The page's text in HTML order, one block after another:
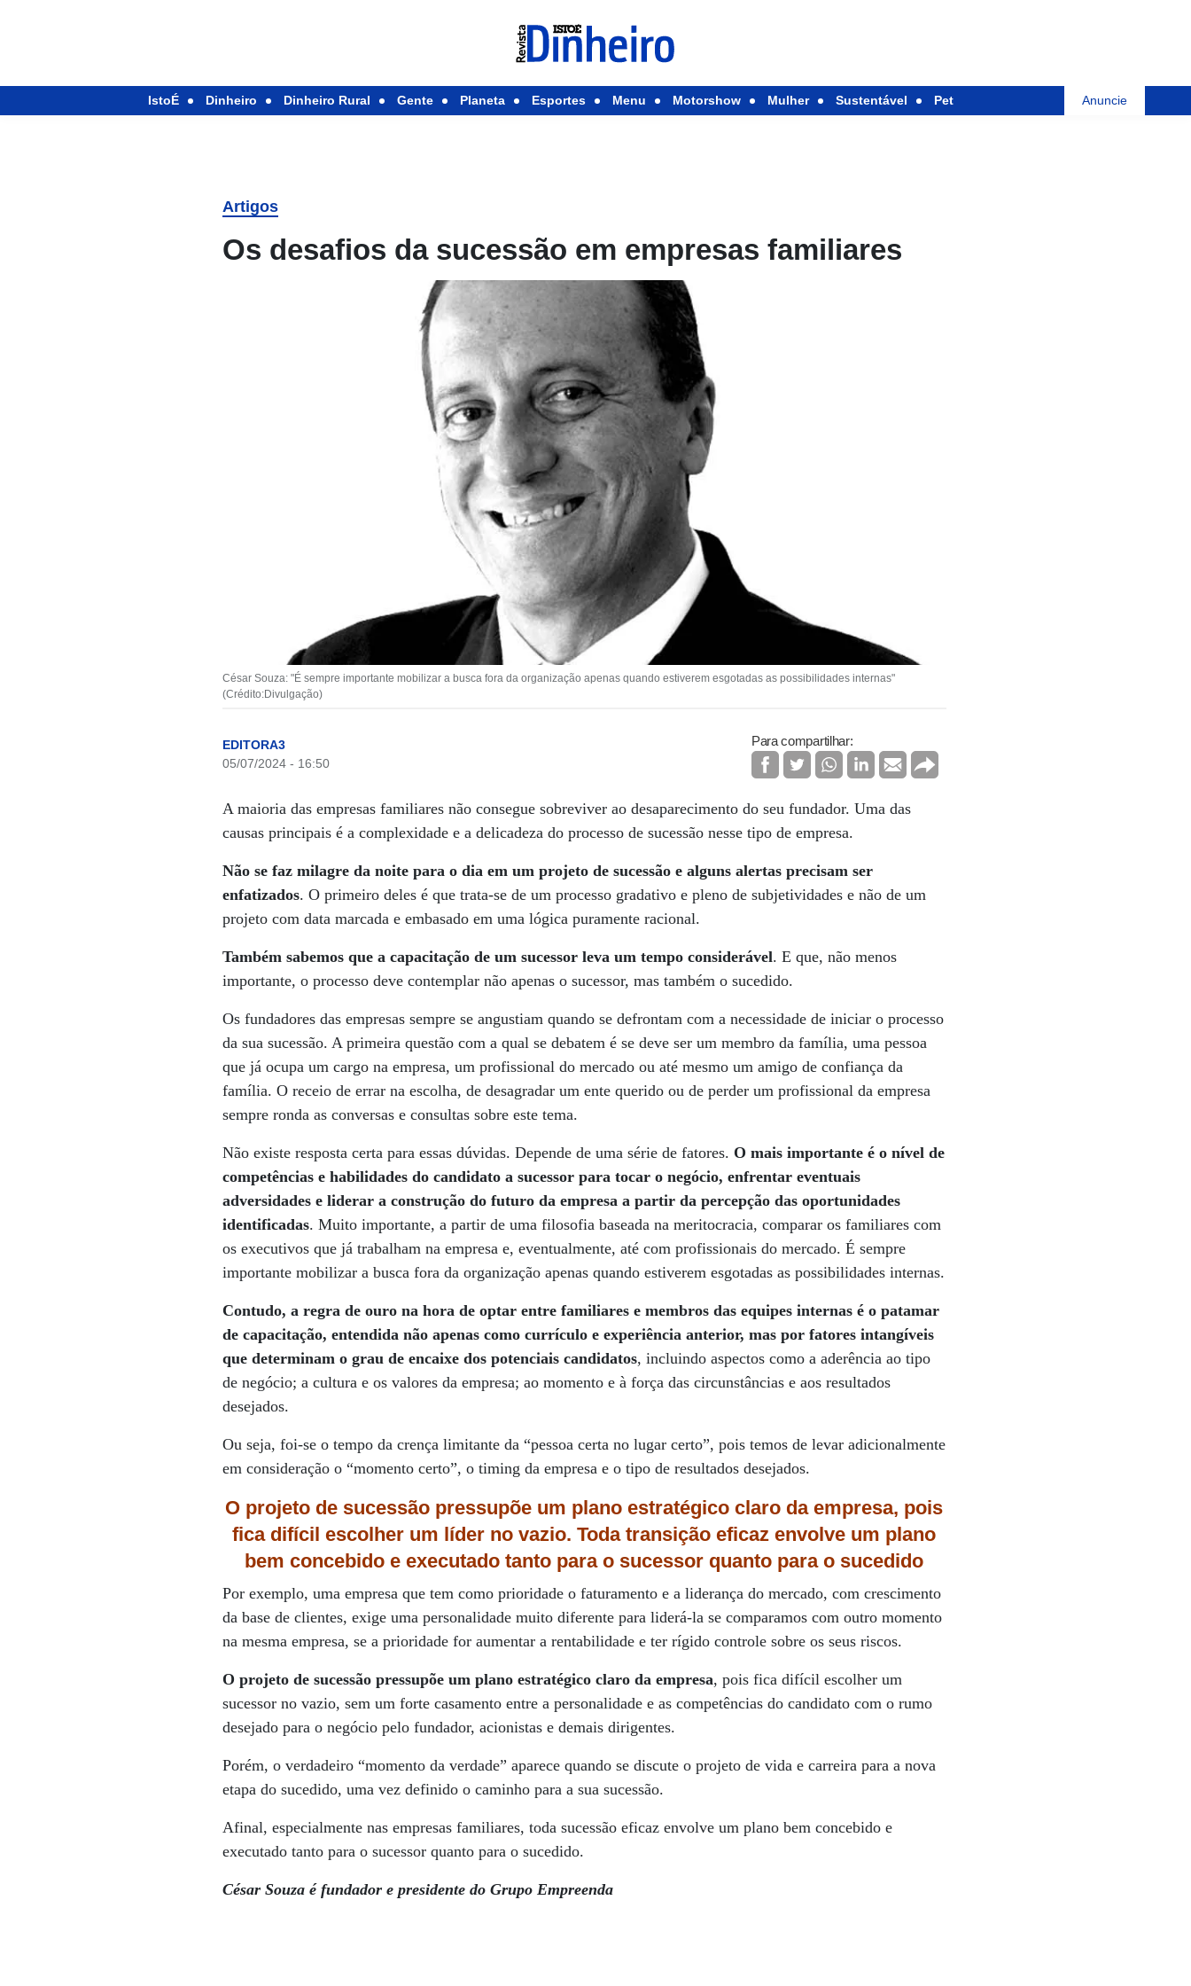
IstoÉ Dinheiro Dinheiro Rural Gente Planeta Esportes Menu Motorshow Mulher Sustentável Pet Anuncie
Artigos
Os desafios da sucessão em empresas familiares
César Souza: "É sempre importante mobilizar a busca fora da organização apenas quando estiverem esgotadas as possibilidades internas"
(Crédito:Divulgação)
EDITORA3
05/07/2024 - 16:50
Para compartilhar:
A maioria das empresas familiares não consegue sobreviver ao desaparecimento do seu fundador. Uma das
causas principais é a complexidade e a delicadeza do processo de sucessão nesse tipo de empresa.
Não se faz milagre da noite para o dia em um projeto de sucessão e alguns alertas precisam ser
enfatizados. O primeiro deles é que trata-se de um processo gradativo e pleno de subjetividades e não de um
projeto com data marcada e embasado em uma lógica puramente racional.
Também sabemos que a capacitação de um sucessor leva um tempo considerável. E que, não menos
importante, o processo deve contemplar não apenas o sucessor, mas também o sucedido.
Os fundadores das empresas sempre se angustiam quando se defrontam com a necessidade de iniciar o processo
da sua sucessão. A primeira questão com a qual se debatem é se deve ser um membro da família, uma pessoa
que já ocupa um cargo na empresa, um profissional do mercado ou até mesmo um amigo de confiança da
família. O receio de errar na escolha, de desagradar um ente querido ou de perder um profissional da empresa
sempre ronda as conversas e consultas sobre este tema.
Não existe resposta certa para essas dúvidas. Depende de uma série de fatores. O mais importante é o nível de
competências e habilidades do candidato a sucessor para tocar o negócio, enfrentar eventuais
adversidades e liderar a construção do futuro da empresa a partir da percepção das oportunidades
identificadas. Muito importante, a partir de uma filosofia baseada na meritocracia, comparar os familiares com
os executivos que já trabalham na empresa e, eventualmente, até com profissionais do mercado. É sempre
importante mobilizar a busca fora da organização apenas quando estiverem esgotadas as possibilidades internas.
Contudo, a regra de ouro na hora de optar entre familiares e membros das equipes internas é o patamar
de capacitação, entendida não apenas como currículo e experiência anterior, mas por fatores intangíveis
que determinam o grau de encaixe dos potenciais candidatos, incluindo aspectos como a aderência ao tipo
de negócio; a cultura e os valores da empresa; ao momento e à força das circunstâncias e aos resultados
desejados.
Ou seja, foi-se o tempo da crença limitante da “pessoa certa no lugar certo”, pois temos de levar adicionalmente
em consideração o “momento certo”, o timing da empresa e o tipo de resultados desejados.
O projeto de sucessão pressupõe um plano estratégico claro da empresa, pois
fica difícil escolher um líder no vazio. Toda transição eficaz envolve um plano
bem concebido e executado tanto para o sucessor quanto para o sucedido
Por exemplo, uma empresa que tem como prioridade o faturamento e a liderança do mercado, com crescimento
da base de clientes, exige uma personalidade muito diferente para liderá-la se comparamos com outro momento
na mesma empresa, se a prioridade for aumentar a rentabilidade e ter rígido controle sobre os seus riscos.
O projeto de sucessão pressupõe um plano estratégico claro da empresa, pois fica difícil escolher um
sucessor no vazio, sem um forte casamento entre a personalidade e as competências do candidato com o rumo
desejado para o negócio pelo fundador, acionistas e demais dirigentes.
Porém, o verdadeiro “momento da verdade” aparece quando se discute o projeto de vida e carreira para a nova
etapa do sucedido, uma vez definido o caminho para a sua sucessão.
Afinal, especialmente nas empresas familiares, toda sucessão eficaz envolve um plano bem concebido e
executado tanto para o sucessor quanto para o sucedido.
César Souza é fundador e presidente do Grupo Empreenda